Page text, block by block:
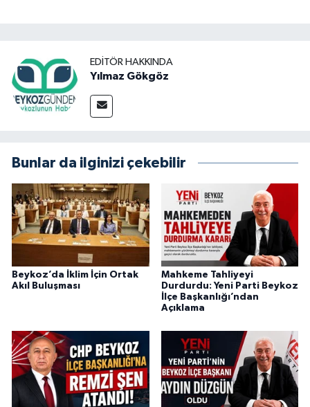
EDITÖR HAKKINDA
Yılmaz Gökgöz
Bunlar da ilginizi çekebilir
Beykoz’da İklim İçin Ortak
Akıl Buluşması
Mahkeme Tahliyeyi
Durdurdu: Yeni Parti Beykoz
İlçe Başkanlığı’ndan
Açıklama